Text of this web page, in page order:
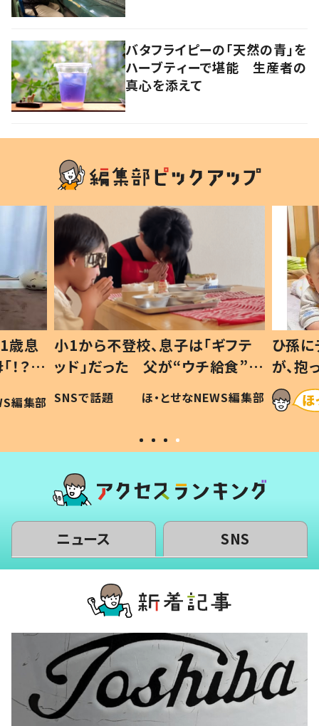
バタフライピーの「天然の青」を
ハーブティーで堪能 生産者の
真心を添えて
歳息
？」
編集部
小1から不登校、息子は「ギフテ
ッド」だった 父が“ウチ給食”を
作り続ける理由とは #令和の親
#令和の子
SNSで話題 ほ・とせなNEWS編集部
ひ孫
が、
「涙が
い」
ニュース SNS